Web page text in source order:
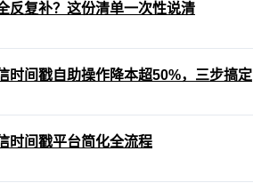
反复补？这份清单一次性说清
时间戳自助操作降本超50%，三步搞定
时间戳平台简化全流程